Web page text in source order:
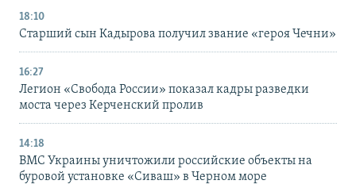
18:10
Старший сын Кадырова получил звание «героя Чечни»
16:27
Легион «Свобода России» показал кадры разведки
моста через Керченский пролив
14:18
ВМС Украины уничтожили российские объекты на
буровой установке «Сиваш» в Черном море